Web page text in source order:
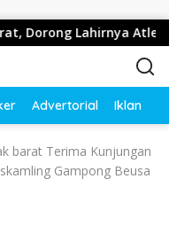
Lahirnya Atlet
Advertorial Iklan
barat Terima Kunjungan
Gampong Beusa